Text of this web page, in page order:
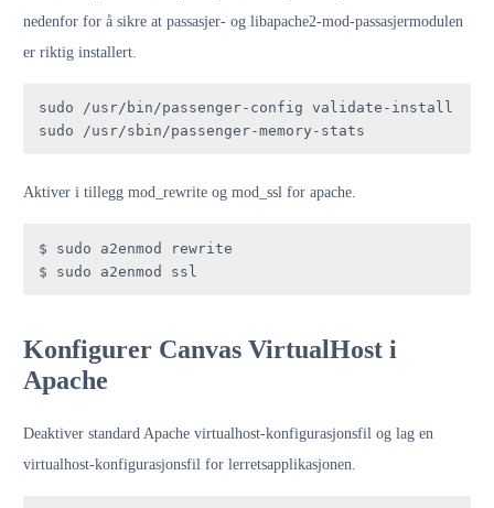
nedenfor for å sikre at passasjer- og libapache2-mod-passasjermodulen
er riktig installert.
sudo /usr/bin/passenger-config validate-install
sudo /usr/sbin/passenger-memory-stats
Aktiver i tillegg mod_rewrite og mod_ssl for apache.
$ sudo a2enmod rewrite
$ sudo a2enmod ssl
Konfigurer Canvas VirtualHost i
Apache
Deaktiver standard Apache virtualhost-konfigurasjonsfil og lag en
virtualhost-konfigurasjonsfil for lerretsapplikasjonen.